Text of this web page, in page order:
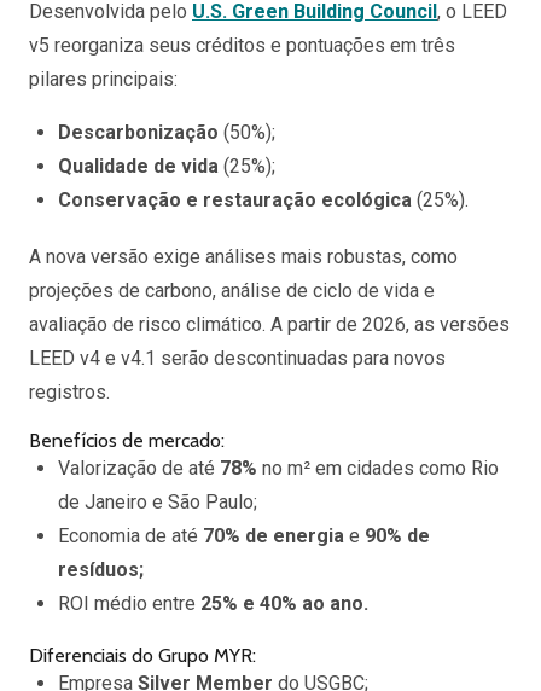
Desenvolvida pelo U.S. Green Building Council, o LEED
v5 reorganiza seus créditos e pontuações em três
pilares principais:
Descarbonização (50%);
Qualidade de vida (25%);
Conservação e restauração ecológica (25%).
A nova versão exige análises mais robustas, como
projeções de carbono, análise de ciclo de vida e
avaliação de risco climático. A partir de 2026, as versões
LEED v4 e v4.1 serão descontinuadas para novos
registros.
Benefícios de mercado:
Valorização de até 78% no m² em cidades como Rio
de Janeiro e São Paulo;
Economia de até 70% de energia e 90% de
resíduos;
ROI médio entre 25% e 40% ao ano.
Diferenciais do Grupo MYR:
Empresa Silver Member do USGBC;